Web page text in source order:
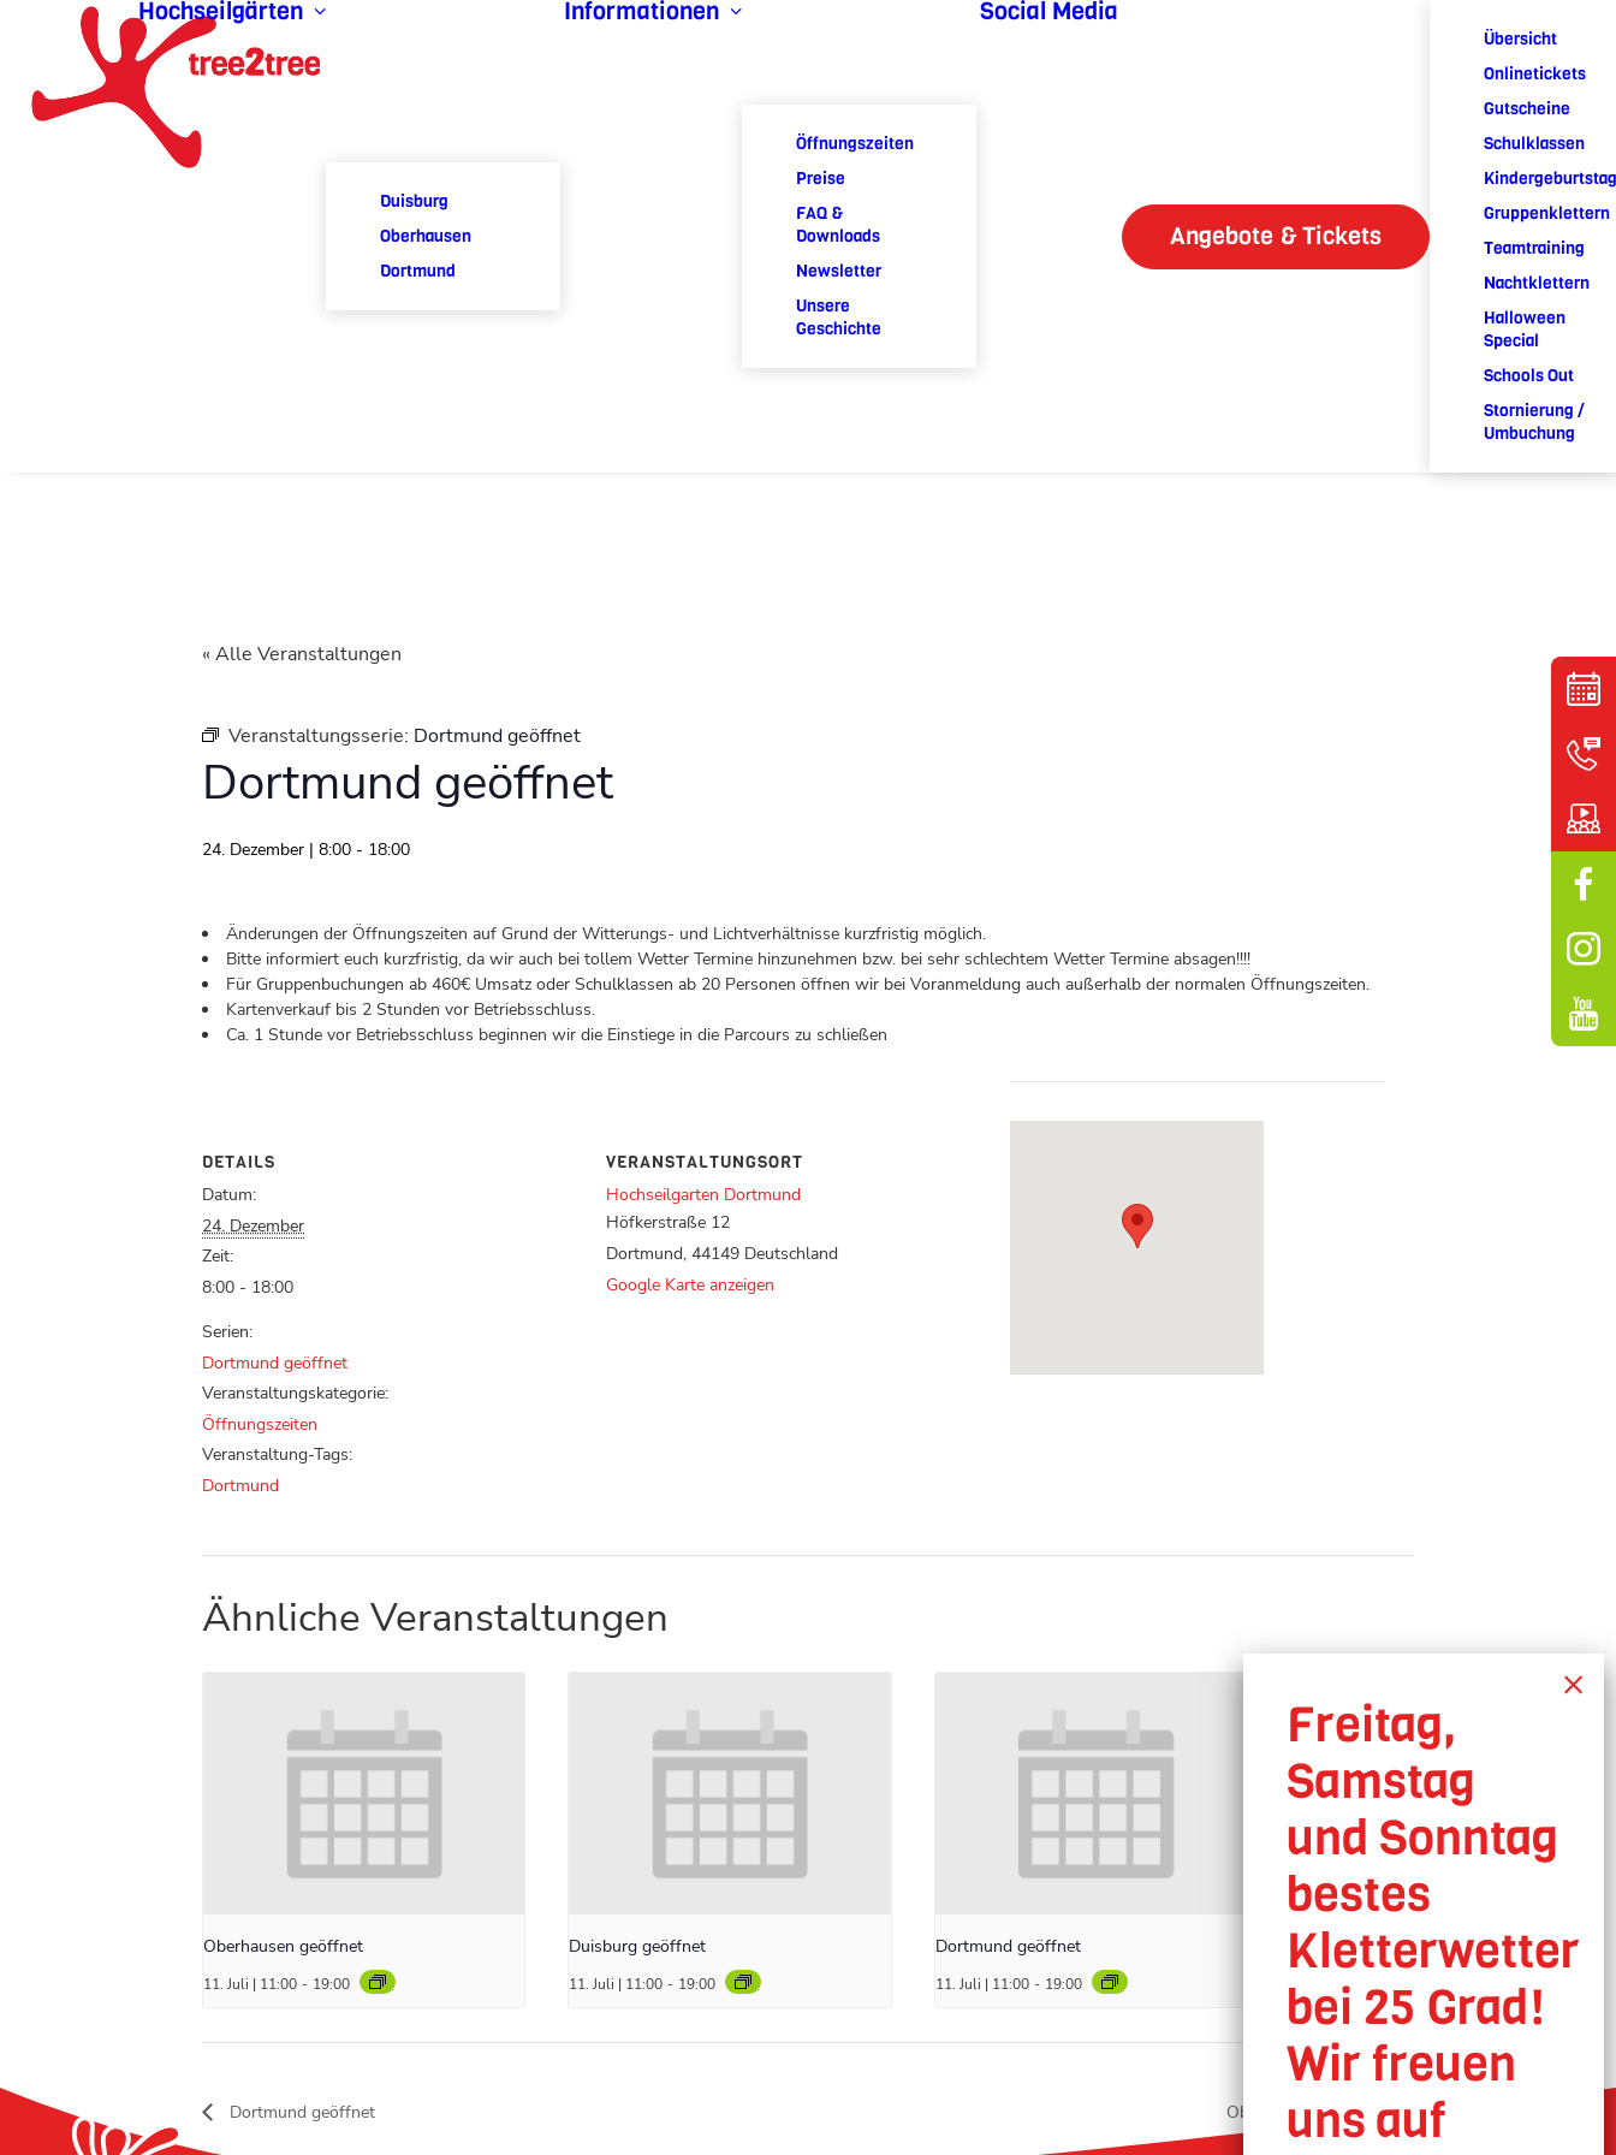
Hochseilgärten
Duisburg
Oberhausen
Dortmund
Informationen
Öffnungszeiten
Preise
FAQ &
Downloads
Newsletter
Unsere
Geschichte
Social Media
Angebote & Tickets
Übersicht
Onlinetickets
Gutscheine
Schulklassen
Kindergeburtstag
Gruppenklettern
Teamtraining
Nachtklettern
Halloween
Special
Schools Out
Stornierung /
Umbuchung
« Alle Veranstaltungen
Veranstaltungsserie: Dortmund geöffnet
Dortmund geöffnet
24. Dezember | 8:00 - 18:00
Änderungen der Öffnungszeiten auf Grund der Witterungs- und Lichtverhältnisse kurzfristig möglich.
Bitte informiert euch kurzfristig, da wir auch bei tollem Wetter Termine hinzunehmen bzw. bei sehr schlechtem Wetter Termine absagen!!!!
Für Gruppenbuchungen ab 460€ Umsatz oder Schulklassen ab 20 Personen öffnen wir bei Voranmeldung auch außerhalb der normalen Öffnungszeiten.
Kartenverkauf bis 2 Stunden vor Betriebsschluss.
Ca. 1 Stunde vor Betriebsschluss beginnen wir die Einstiege in die Parcours zu schließen
DETAILS
Datum:
24. Dezember
Zeit:
8:00 - 18:00
Serien:
Dortmund geöffnet
Veranstaltungskategorie:
Öffnungszeiten
Veranstaltung-Tags:
Dortmund
VERANSTALTUNGSORT
Hochseilgarten Dortmund
Höfkerstraße 12
Dortmund, 44149 Deutschland
Google Karte anzeigen
Ähnliche Veranstaltungen
Oberhausen geöffnet
11. Juli | 11:00 - 19:00
Duisburg geöffnet
11. Juli | 11:00 - 19:00
Dortmund geöffnet
11. Juli | 11:00 - 19:00
Dortmund geöffnet Oberhausen geöffnet